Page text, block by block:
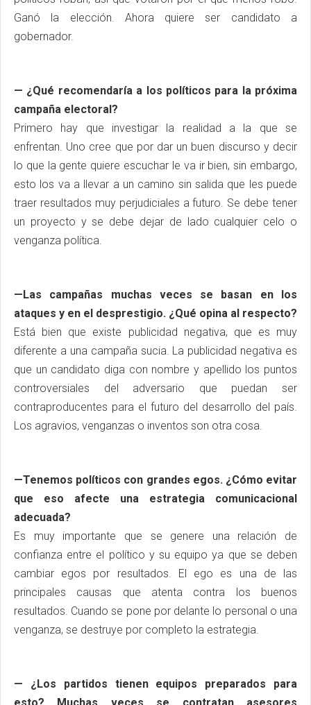
Ganó la elección. Ahora quiere ser candidato a
gobernador.
— ¿Qué recomendaría a los políticos para la próxima
campaña electoral?
Primero hay que investigar la realidad a la que se
enfrentan. Uno cree que por dar un buen discurso y decir
lo que la gente quiere escuchar le va ir bien, sin embargo,
esto los va a llevar a un camino sin salida que les puede
traer resultados muy perjudiciales a futuro. Se debe tener
un proyecto y se debe dejar de lado cualquier celo o
venganza política.
—Las campañas muchas veces se basan en los
ataques y en el desprestigio. ¿Qué opina al respecto?
Está bien que existe publicidad negativa, que es muy
diferente a una campaña sucia. La publicidad negativa es
que un candidato diga con nombre y apellido los puntos
controversiales del adversario que puedan ser
contraproducentes para el futuro del desarrollo del país.
Los agravios, venganzas o inventos son otra cosa.
—Tenemos políticos con grandes egos. ¿Cómo evitar
que eso afecte una estrategia comunicacional
adecuada?
Es muy importante que se genere una relación de
confianza entre el político y su equipo ya que se deben
cambiar egos por resultados. El ego es una de las
principales causas que atenta contra los buenos
resultados. Cuando se pone por delante lo personal o una
venganza, se destruye por completo la estrategia.
— ¿Los partidos tienen equipos preparados para